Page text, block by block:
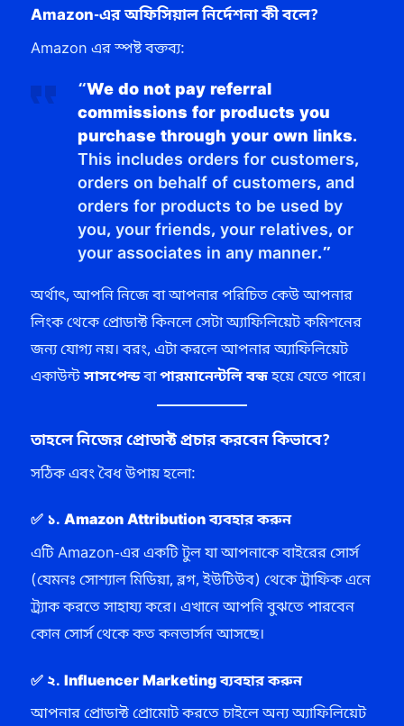
Amazon-এর অফিসিয়াল নির্দেশনা কী বলে?
Amazon এর স্পষ্ট বক্তব্য:
“We do not pay referral
commissions for products you
purchase through your own links.
This includes orders for customers,
orders on behalf of customers, and
orders for products to be used by
you, your friends, your relatives, or
your associates in any manner.”
অর্থাৎ, আপনি নিজে বা আপনার পরিচিত কেউ আপনার
লিংক থেকে প্রোডাক্ট কিনলে সেটা অ্যাফিলিয়েট কমিশনের
জন্য যোগ্য নয়। বরং, এটা করলে আপনার অ্যাফিলিয়েট
একাউন্টসাসপেন্ডবাপারমানেন্টলি বন্ধহয়ে যেতে পারে।
তাহলে নিজের প্রোডাক্ট প্রচার করবেন কিভাবে?
সঠিক এবং বৈধ উপায় হলো:
✅ ১. Amazon Attributionব্যবহার করুন
এটি Amazon-এর একটি টুল যা আপনাকে বাইরের সোর্স
(যেমনঃ সোশ্যাল মিডিয়া, ব্লগ, ইউটিউব) থেকে ট্রাফিক এনে
ট্র্যাক করতে সাহায্য করে। এখানে আপনি বুঝতে পারবেন
কোন সোর্স থেকে কত কনভার্সন আসছে।
✅ ২. Influencer Marketingব্যবহার করুন
আপনার প্রোডাক্ট প্রোমোট করতে চাইলে অন্য অ্যাফিলিয়েট